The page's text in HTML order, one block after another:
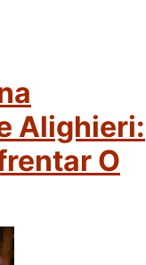
Alighieri:
O